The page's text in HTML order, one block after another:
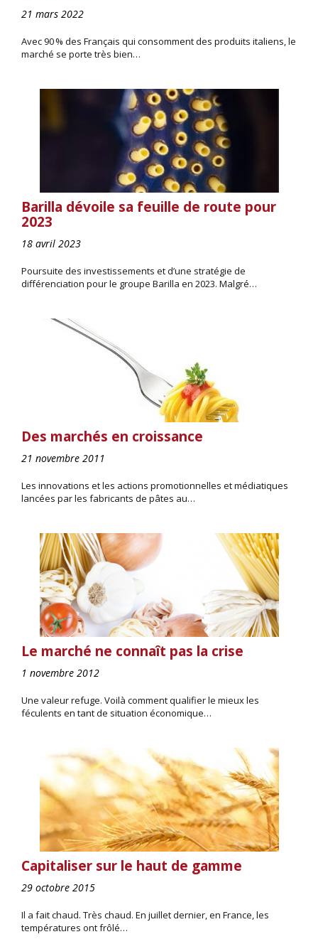
21 mars 2022
Avec 90 % des Français qui consomment des produits italiens, le
marché se porte très bien…
Barilla dévoile sa feuille de route pour
2023
18 avril 2023
Poursuite des investissements et d’une stratégie de
différenciation pour le groupe Barilla en 2023. Malgré…
Des marchés en croissance
21 novembre 2011
Les innovations et les actions promotionnelles et médiatiques
lancées par les fabricants de pâtes au…
Le marché ne connaît pas la crise
1 novembre 2012
Une valeur refuge. Voilà comment qualifier le mieux les
féculents en tant de situation économique…
Capitaliser sur le haut de gamme
29 octobre 2015
Il a fait chaud. Très chaud. En juillet dernier, en France, les
températures ont frôlé…